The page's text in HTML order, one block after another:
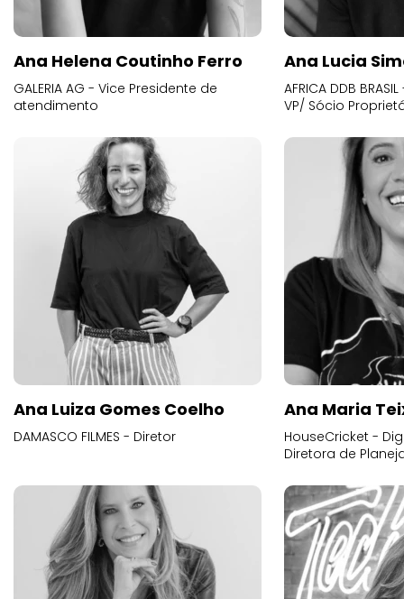
Ana Helena Coutinho Ferro
GALERIA AG - Vice Presidente de
atendimento
Ana Lucia
AFRICA DDB
VP/ Sócio
Ana Luiza Gomes Coelho
DAMASCO FILMES - Diretor
Ana Maria
HouseCricket -
Diretora de